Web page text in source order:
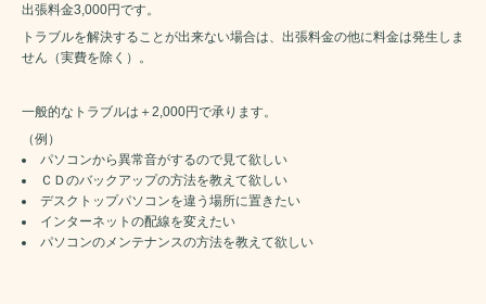
出張料金3,000円です。
トラブルを解決することが出来ない場合は、出張料金の他に料金は発生しま
せん（実費を除く）。
一般的なトラブルは＋2,000円で承ります。
（例）
パソコンから異常音がするので見て欲しい
ＣＤのバックアップの方法を教えて欲しい
デスクトップパソコンを違う場所に置きたい
インターネットの配線を変えたい
パソコンのメンテナンスの方法を教えて欲しい